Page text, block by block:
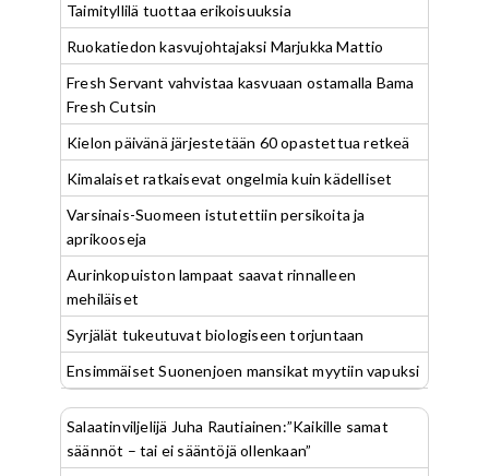
Taimityllilä tuottaa erikoisuuksia
Ruokatiedon kasvujohtajaksi Marjukka Mattio
Fresh Servant vahvistaa kasvuaan ostamalla Bama
Fresh Cutsin
Kielon päivänä järjestetään 60 opastettua retkeä
Kimalaiset ratkaisevat ongelmia kuin kädelliset
Varsinais-Suomeen istutettiin persikoita ja
aprikooseja
Aurinkopuiston lampaat saavat rinnalleen
mehiläiset
Syrjälät tukeutuvat biologiseen torjuntaan
Ensimmäiset Suonenjoen mansikat myytiin vapuksi
Salaatinviljelijä Juha Rautiainen:”Kaikille samat
säännöt – tai ei sääntöjä ollenkaan”